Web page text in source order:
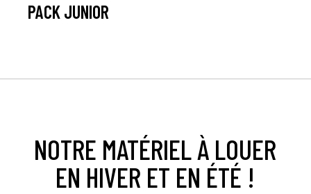
PACK JUNIOR
NOTRE MATÉRIEL À LOUER
EN HIVER ET EN ÉTÉ !